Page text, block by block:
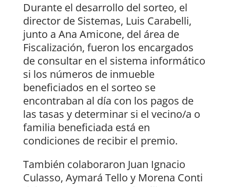
Durante el desarrollo del sorteo, el
director de Sistemas, Luis Carabelli,
junto a Ana Amicone, del área de
Fiscalización, fueron los encargados
de consultar en el sistema informático
si los números de inmueble
beneficiados en el sorteo se
encontraban al día con los pagos de
las tasas y determinar si el vecino/a o
familia beneficiada está en
condiciones de recibir el premio.
También colaboraron Juan Ignacio
Culasso, Aymará Tello y Morena Conti